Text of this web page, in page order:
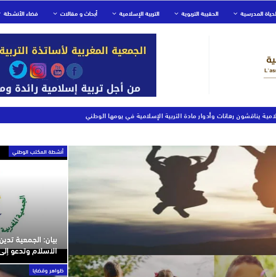
يناقشون رهانات وأدوار مادة التربية الإسلامية في يومها الوطني
المدرسية الحقيبة التربوية التربية الإسلامية أبحاث و مقالات فضاء الأنشطة
أنشطة المكتب الوطني
بيان: الجمعية
الاسلام وتدعو
ظواهر وقضايا